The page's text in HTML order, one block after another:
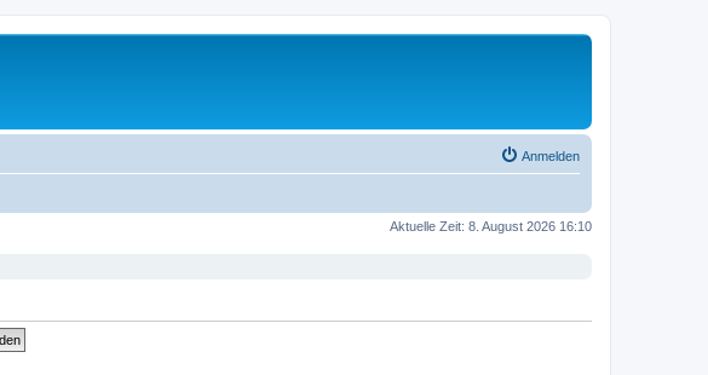
Anmelden
Aktuelle Zeit: 8. August 2026 16:10